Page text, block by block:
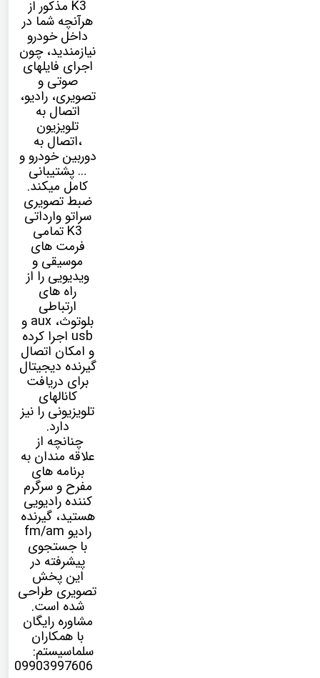
K3 مذکور از
هرآنچه شما در
داخل خودرو
نیازمندید، چون
اجرای فایلهای
صوتی و
تصویری، رادیو،
اتصال به
تلویزیون
،اتصال به
دوربین خودرو و
… پشتیبانی
کامل میکند.
ضبط تصویری
سراتو وارداتی
K3 تمامی
فرمت های
موسیقی و
ویدیویی را از
راه های
ارتباطی
بلوتوث، aux و
usb اجرا کرده
و امکان اتصال
گیرنده دیجیتال
برای دریافت
کانالهای
تلویزیونی را نیز
دارد.
چنانچه از
علاقه مندان به
برنامه های
مفرح و سرگرم
کننده رادیویی
هستید، گیرنده
رادیو fm/am
با جستجوی
پیشرفته در
این پخش
تصویری طراحی
شده است.
مشاوره رایگان
با همکاران
سلماسیستم:
09903997606